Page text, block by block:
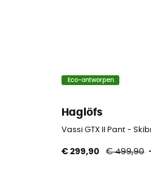
Eco-ontworpen
Haglöfs
Vassi GTX II Pant -
€ 299,90 € 499,90